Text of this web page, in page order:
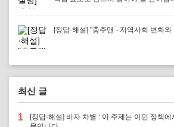
[정답·해설] "충주맨 - 지역사회 변화
최신 글
1
[정답·해설] 비자 차별 : 이 주제는 이민 정책